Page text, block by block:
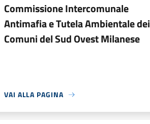
Commissione Intercomunale
Antimafia e Tutela Ambientale dei
Comuni del Sud Ovest Milanese
VAI ALLA PAGINA